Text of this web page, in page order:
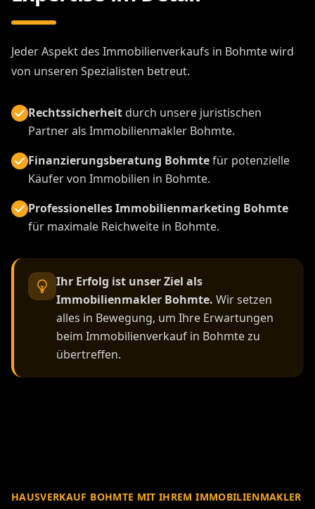
Jeder Aspekt des Immobilienverkaufs in Bohmte wird
von unseren Spezialisten betreut.
Rechtssicherheitdurch unsere juristischen
Partner als Immobilienmakler Bohmte.
Finanzierungsberatung Bohmtefür potenzielle
Käufer von Immobilien in Bohmte.
Professionelles Immobilienmarketing Bohmte
für maximale Reichweite in Bohmte.
Ihr Erfolg ist unser Ziel als
Immobilienmakler Bohmte. Wir setzen
alles in Bewegung, um Ihre Erwartungen
beim Immobilienverkauf in Bohmte zu
übertreffen.
HAUSVERKAUF BOHMTE MIT IHREM IMMOBILIENMAKLER